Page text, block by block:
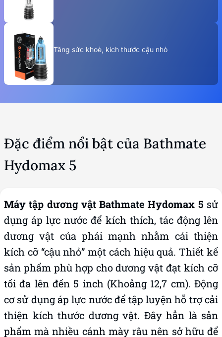
Tăng sức khoẻ, kích thước cậu nhỏ
Đặc điểm nổi bật của Bathmate
Hydomax 5
Máy tập dương vật Bathmate Hydomax 5sử
dụng áp lực nước để kích thích, tác động lên
dương vật của phái mạnh nhằm cải thiện
kích cỡ “cậu nhỏ” một cách hiệu quả. Thiết kế
sản phẩm phù hợp cho dương vật đạt kích cỡ
tối đa lên đến 5 inch (Khoảng 12,7 cm). Động
cơ sử dụng áp lực nước để tập luyện hỗ trợ cải
thiện kích thước dương vật. Đây hẳn là sản
phẩm mà nhiều cánh mày râu nên sở hữu để